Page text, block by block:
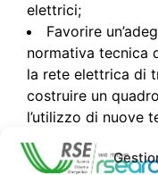
elettrici;
Favorire
normativa tecnica
la rete elettrica di
costruire un
l’utilizzo di nuove
impianti e sistemi
Definire